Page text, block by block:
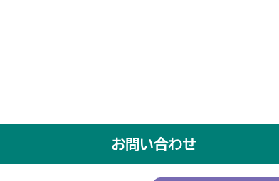
お問い合わせ